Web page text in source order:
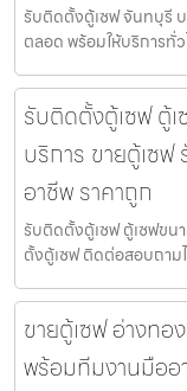
รับติดตั้งตู้เซฟ จันทบุรี
ตลอด พร้อมให้บริการทั่
รับติดตั้งตู้เซฟ ตู้
บริการ ขายตู้เซ
อาชีพ ราคาถูก
รับติดตั้งตู้เซฟ ตู้เซฟขน
ตั้งตู้เซฟ ติดต่อสอบถาม
ขายตู้เซฟ อ่างท
พร้อมทีมงานมืออ